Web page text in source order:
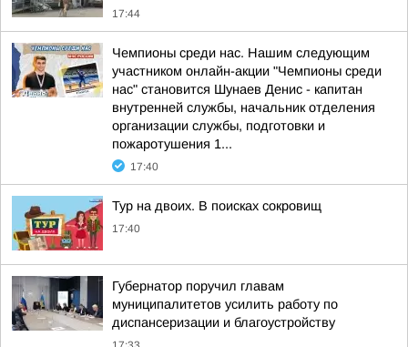
17:44
Чемпионы среди нас. Нашим следующим
участником онлайн-акции "Чемпионы среди
нас" становится Шунаев Денис - капитан
внутренней службы, начальник отделения
организации службы, подготовки и
пожаротушения 1...
17:40
Тур на двоих. В поисках сокровищ
17:40
Губернатор поручил главам
муниципалитетов усилить работу по
диспансеризации и благоустройству